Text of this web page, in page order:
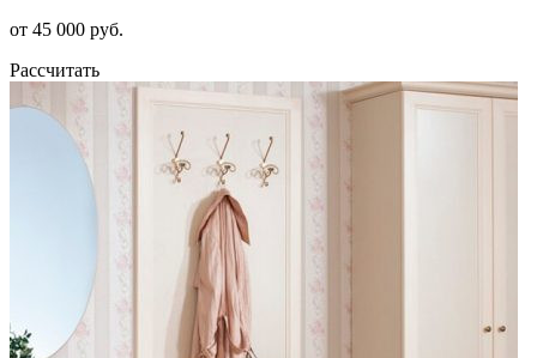
от 45 000 руб.
Рассчитать